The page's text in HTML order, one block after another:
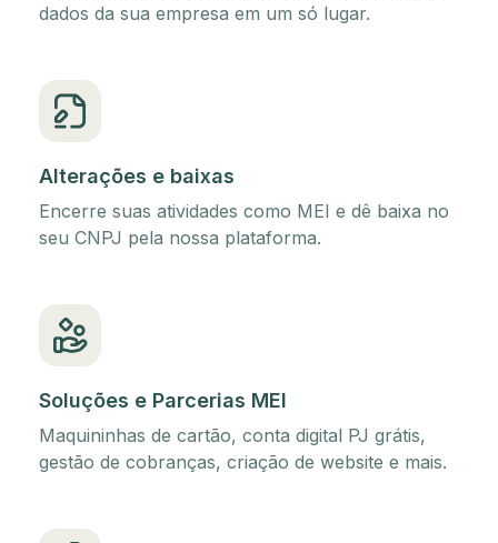
dados da sua empresa em um só lugar.
Alterações e baixas
Encerre suas atividades como MEI e dê baixa no
seu CNPJ pela nossa plataforma.
Soluções e Parcerias MEI
Maquininhas de cartão, conta digital PJ grátis,
gestão de cobranças, criação de website e mais.